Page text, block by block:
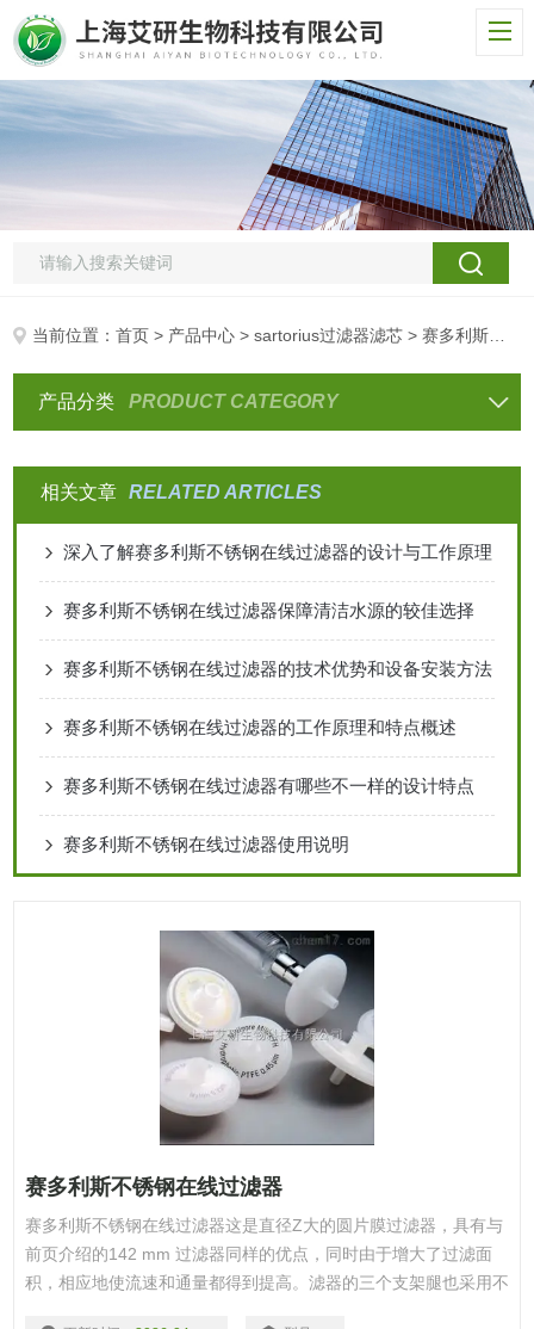
当前位置：首页 > 产品中心 >sartorius过滤器滤芯 > 赛多利斯不锈钢在线过滤器
产品分类 PRODUCT CATEGORY
相关文章 RELATED ARTICLES
深入了解赛多利斯不锈钢在线过滤器的设计与工作原理
赛多利斯不锈钢在线过滤器保障清洁水源的较佳选择
赛多利斯不锈钢在线过滤器的技术优势和设备安装方法
赛多利斯不锈钢在线过滤器的工作原理和特点概述
赛多利斯不锈钢在线过滤器有哪些不一样的设计特点
赛多利斯不锈钢在线过滤器使用说明
赛多利斯不锈钢在线过滤器
赛多利斯不锈钢在线过滤器这是直径Z大的圆片膜过滤器，具有与
前页介绍的142 mm 过滤器同样的优点，同时由于增大了过滤面
积，相应地使流速和通量都得到提高。滤器的三个支架腿也采用不